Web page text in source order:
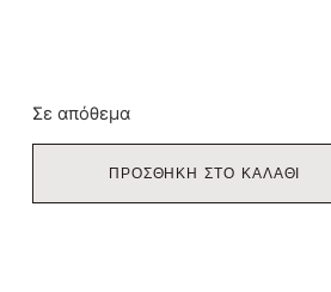
Σε απόθεμα
ΠΡΟΣΘΗΚΗ ΣΤΟ ΚΑΛΑΘΙ